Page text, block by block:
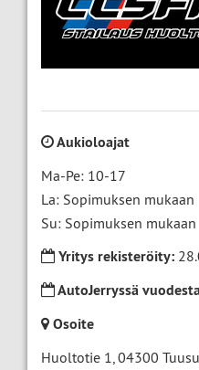
Aukioloajat
Ma-Pe: 10-17
La: Sopimuksen mukaan
Su: Sopimuksen mukaan
Yritys rekisteröity:
AutoJerryssä
Osoite
Huoltotie 1,04300